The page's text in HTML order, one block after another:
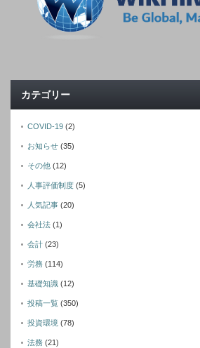
カテゴリー
COVID-19 (2)
お知らせ (35)
その他 (12)
人事評価制度 (5)
人気記事 (20)
会社法 (1)
会計 (23)
労務 (114)
基礎知識 (12)
投稿一覧 (350)
投資環境 (78)
法務 (21)